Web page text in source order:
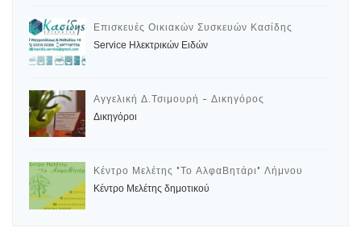
Ειδική Αγωγή
Ιδιαίτερα μαθήματα
Διαδικτυακά μαθήματα
Επισκευές Οικιακών Συσκευών Κασίδης
Service Ηλεκτρικών Ειδών
Αγγελική Δ.Τσιμουρή - Δικηγόρος
Δικηγόροι
Κέντρο Μελέτης "Το ΑλφαΒητάρι" Λήμνου
Κέντρο Μελέτης δημοτικού